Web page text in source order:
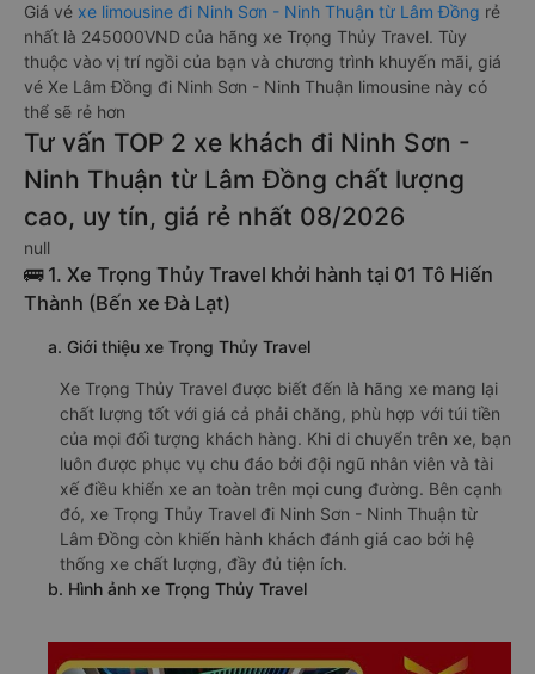
Giá vé xe limousine đi Ninh Sơn - Ninh Thuận từ Lâm Đồng rẻ
nhất là 245000VND của hãng xe Trọng Thủy Travel. Tùy
thuộc vào vị trí ngồi của bạn và chương trình khuyến mãi, giá
vé Xe Lâm Đồng đi Ninh Sơn - Ninh Thuận limousine này có
thể sẽ rẻ hơn
Tư vấn TOP 2 xe khách đi Ninh Sơn -
Ninh Thuận từ Lâm Đồng chất lượng
cao, uy tín, giá rẻ nhất 08/2026
null
🚌 1. Xe Trọng Thủy Travel khởi hành tại 01 Tô Hiến
Thành (Bến xe Đà Lạt)
a. Giới thiệu xe Trọng Thủy Travel
Xe Trọng Thủy Travel được biết đến là hãng xe mang lại
chất lượng tốt với giá cả phải chăng, phù hợp với túi tiền
của mọi đối tượng khách hàng. Khi di chuyển trên xe, bạn
luôn được phục vụ chu đáo bởi đội ngũ nhân viên và tài
xế điều khiển xe an toàn trên mọi cung đường. Bên cạnh
đó, xe Trọng Thủy Travel đi Ninh Sơn - Ninh Thuận từ
Lâm Đồng còn khiến hành khách đánh giá cao bởi hệ
thống xe chất lượng, đầy đủ tiện ích.
b. Hình ảnh xe Trọng Thủy Travel